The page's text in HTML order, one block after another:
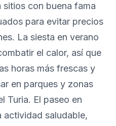
sitios con buena fama
para evitar precios
La siesta en verano
el calor, así que
horas más frescas y
en parques y zonas
Turia. El paseo en
actividad saludable,